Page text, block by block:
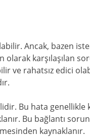
Ancak, bazen
olarak karşılaşılan
ve rahatsız edici
Bu hata genellikle
Bu bağlantı
kaynaklanır.